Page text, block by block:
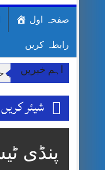
صفحہ اول
رابطہ کریں
اہم خبریں
کلرسیداں سیدہ زینب
شیئر کریں
پنڈی